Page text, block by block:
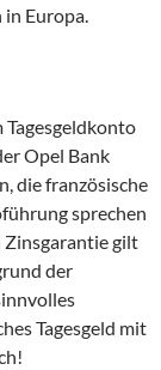
in Europa.
Tagesgeldkonto
Opel Bank
die französische
sprechen
Zinsgarantie gilt
der
Tagesgeld mit